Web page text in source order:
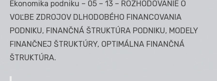
Ekonomika podniku – 05 – 13 – ROZHODOVANIE O
VOĽBE ZDROJOV DLHODOBÉHO FINANCOVANIA
PODNIKU, FINANČNÁ ŠTRUKTÚRA PODNIKU, MODELY
FINANČNEJ ŠTRUKTÚRY, OPTIMÁLNA FINANČNÁ
ŠTRUKTÚRA.